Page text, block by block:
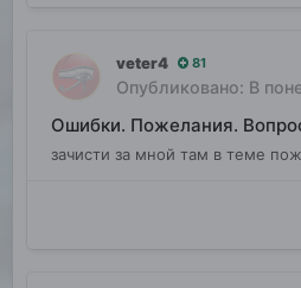
veter4 81
Опубликовано: В
Ошибки. Пожелания.
зачисти за мной там в теме пож